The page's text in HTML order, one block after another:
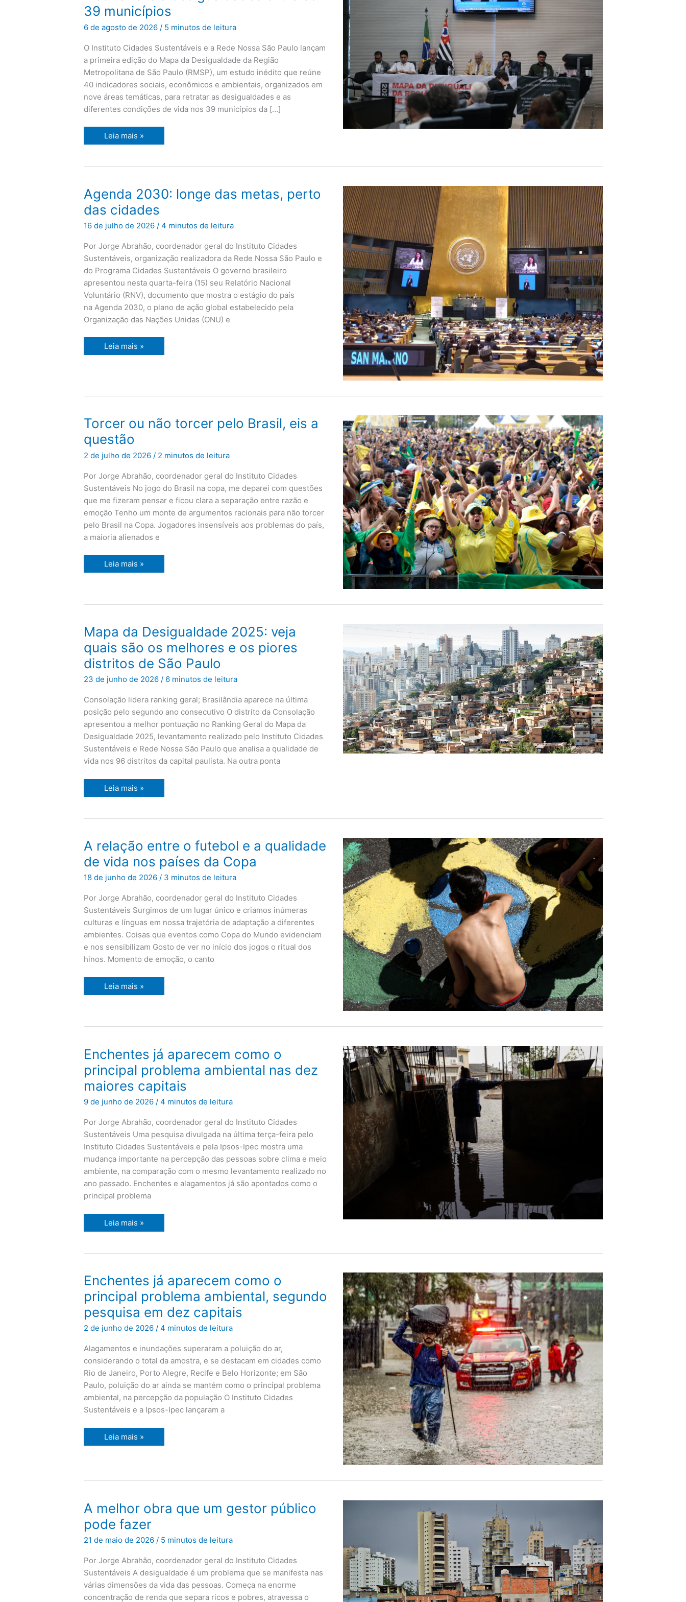
39 municípios
6 de agosto de 2026 / 5 minutos de leitura
O Instituto Cidades Sustentáveis e a Rede Nossa São Paulo lançam
a primeira edição do Mapa da Desigualdade da Região
Metropolitana de São Paulo (RMSP), um estudo inédito que reúne
40 indicadores sociais, econômicos e ambientais, organizados em
nove áreas temáticas, para retratar as desigualdades e as
diferentes condições de vida nos 39 municípios da […]
São
estudo
revela
desigualdades
entre
39
municípios
Leia mais »
Agenda 2030: longe das metas, perto
das cidades
16 de julho de 2026 / 4 minutos de leitura
Por Jorge Abrahão, coordenador geral do Instituto Cidades
Sustentáveis, organização realizadora da Rede Nossa São Paulo e
do Programa Cidades Sustentáveis O governo brasileiro
apresentou nesta quarta-feira (15) seu Relatório Nacional
Voluntário (RNV), documento que mostra o estágio do país
na Agenda 2030, o plano de ação global estabelecido pela
Organização das Nações Unidas (ONU) e
Agenda
2030:
longe
das
perto
cidades
Leia mais »
Torcer ou não torcer pelo Brasil, eis a
questão
2 de julho de 2026 / 2 minutos de leitura
Por Jorge Abrahão, coordenador geral do Instituto Cidades
Sustentáveis No jogo do Brasil na copa, me deparei com questões
que me fizeram pensar e ficou clara a separação entre razão e
emoção Tenho um monte de argumentos racionais para não torcer
pelo Brasil na Copa. Jogadores insensíveis aos problemas do país,
a maioria alienados e
Torcer
ou
não
torcer
Brasil,
a
questão
Leia mais »
Mapa da Desigualdade 2025: veja
quais são os melhores e os piores
distritos de São Paulo
23 de junho de 2026 / 6 minutos de leitura
Consolação lidera ranking geral; Brasilândia aparece na última
posição pelo segundo ano consecutivo O distrito da Consolação
apresentou a melhor pontuação no Ranking Geral do Mapa da
Desigualdade 2025, levantamento realizado pelo Instituto Cidades
Sustentáveis e Rede Nossa São Paulo que analisa a qualidade de
vida nos 96 distritos da capital paulista. Na outra ponta
Mapa
da
Desigualdade
2025:
veja
quais
os
e
os
piores
distritos
de
São
Paulo
Leia mais »
A relação entre o futebol e a qualidade
de vida nos países da Copa
18 de junho de 2026 / 3 minutos de leitura
Por Jorge Abrahão, coordenador geral do Instituto Cidades
Sustentáveis Surgimos de um lugar único e criamos inúmeras
culturas e línguas em nossa trajetória de adaptação a diferentes
ambientes. Coisas que eventos como Copa do Mundo evidenciam
e nos sensibilizam Gosto de ver no início dos jogos o ritual dos
hinos. Momento de emoção, o canto
A
relação
entre
o
futebol
e
qualidade
de
vida
países
da
Leia mais »
Enchentes já aparecem como o
principal problema ambiental nas dez
maiores capitais
9 de junho de 2026 / 4 minutos de leitura
Por Jorge Abrahão, coordenador geral do Instituto Cidades
Sustentáveis Uma pesquisa divulgada na última terça-feira pelo
Instituto Cidades Sustentáveis e pela Ipsos-Ipec mostra uma
mudança importante na percepção das pessoas sobre clima e meio
ambiente, na comparação com o mesmo levantamento realizado no
ano passado. Enchentes e alagamentos já são apontados como o
principal problema
Enchentes
já
aparecem
como
o
principal
ambiental
dez
maiores
capitais
Leia mais »
Enchentes já aparecem como o
principal problema ambiental, segundo
pesquisa em dez capitais
2 de junho de 2026 / 4 minutos de leitura
Alagamentos e inundações superaram a poluição do ar,
considerando o total da amostra, e se destacam em cidades como
Rio de Janeiro, Porto Alegre, Recife e Belo Horizonte; em São
Paulo, poluição do ar ainda se mantém como o principal problema
ambiental, na percepção da população O Instituto Cidades
Sustentáveis e a Ipsos-Ipec lançaram a
Enchentes
já
aparecem
como
principal
problema
ambiental,
pesquisa
em
dez
capitais
Leia mais »
A melhor obra que um gestor público
pode fazer
21 de maio de 2026 / 5 minutos de leitura
Por Jorge Abrahão, coordenador geral do Instituto Cidades
Sustentáveis A desigualdade é um problema que se manifesta nas
várias dimensões da vida das pessoas. Começa na enorme
concentração de renda que separa ricos e pobres, atravessa o
A
melhor
obra
que
gestor
pode
fazer